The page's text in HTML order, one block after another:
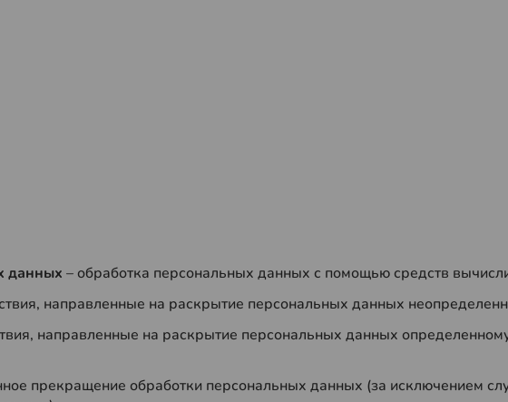
данных – обработка персональных данных с помощью средств
направленные на раскрытие персональных данных
направленные на раскрытие персональных данных
прекращение обработки персональных данных (за исключением